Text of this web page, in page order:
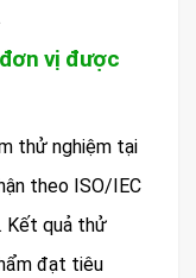
vị được
thử nghiệm tại
theo ISO/IEC
Kết quả thử
đạt tiêu